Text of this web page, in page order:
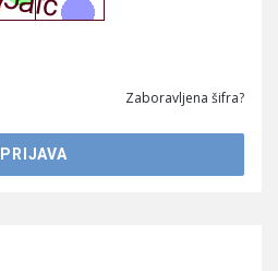
Zaboravljena šifra?